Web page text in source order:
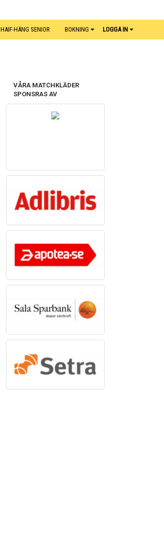
HAIF-HÄNG SENIOR BOKNING LOGGA IN
VÅRA MATCHKLÄDER
SPONSRAS AV